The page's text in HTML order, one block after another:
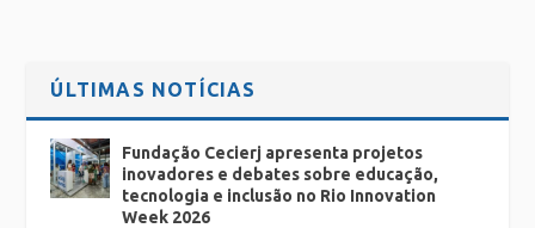
ÚLTIMAS NOTÍCIAS
Fundação Cecierj apresenta projetos
inovadores e debates sobre educação,
tecnologia e inclusão no Rio Innovation
Week 2026